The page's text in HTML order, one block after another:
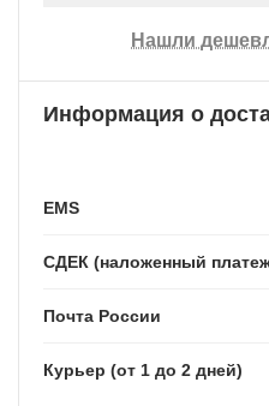
Нашли
Информация о
EMS
СДЕК (наложенный
Почта России
Курьер (от 1 до 2 дней)